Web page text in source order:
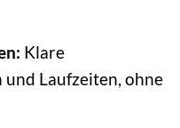
Klare
Laufzeiten, ohne